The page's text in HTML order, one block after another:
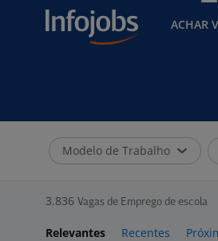
ACHAR
Modelo de Trabalho
3.836 Vagas de Emprego de escola
Relevantes Recentes